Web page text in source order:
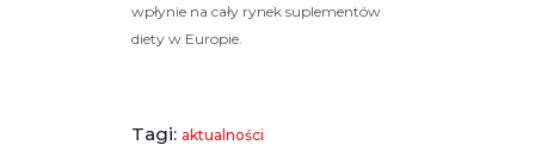
wpłynie na cały rynek suplementów
diety w Europie.
Tagi: aktualności